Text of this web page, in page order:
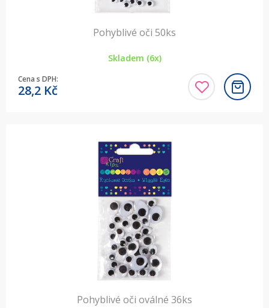
Pohyblivé oči 50ks
Skladem (6x)
Cena s DPH:
28,2 Kč
Pohyblivé oči oválné 36ks